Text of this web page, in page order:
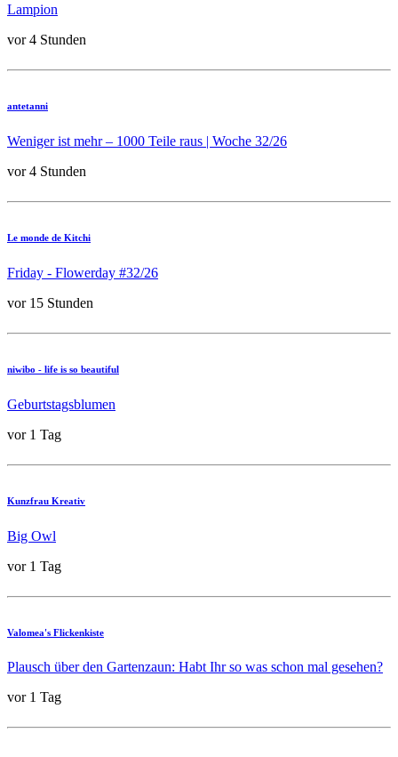
Lampion
vor 4 Stunden
antetanni
Weniger ist mehr – 1000 Teile raus | Woche 32/26
vor 4 Stunden
Le monde de Kitchi
Friday - Flowerday #32/26
vor 15 Stunden
niwibo - life is so beautiful
Geburtstagsblumen
vor 1 Tag
Kunzfrau Kreativ
Big Owl
vor 1 Tag
Valomea's Flickenkiste
Plausch über den Gartenzaun: Habt Ihr so was schon mal gesehen?
vor 1 Tag